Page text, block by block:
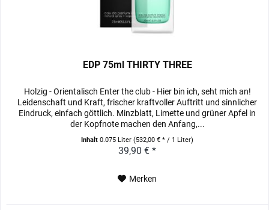
EDP 75ml THIRTY THREE
Holzig - Orientalisch Enter the club - Hier bin ich, seht mich an!
Leidenschaft und Kraft, frischer kraftvoller Auftritt und sinnlicher
Eindruck, einfach göttlich. Minzblatt, Limette und grüner Apfel in
der Kopfnote machen den Anfang,...
Inhalt0.075 Liter(532,00 € * / 1 Liter)
39,90 € *
Merken